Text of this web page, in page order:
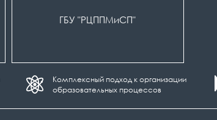
ГБУ "РЦППМиСП"
Комплексный подход к организации
образовательных процессов